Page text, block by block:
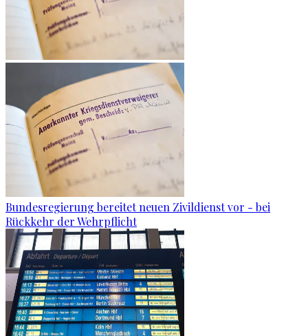
Bundesregierung bereitet neuen Zivildienst vor - bei
Rückkehr der Wehrpflicht